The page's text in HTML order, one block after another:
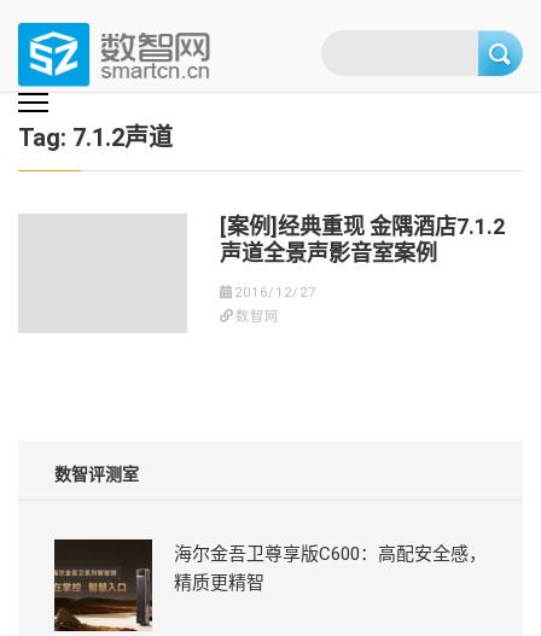
content
(Press
enter)
数智网
智能家居第一资讯门户 | 智能家居系统，智能家居产品，智能家居解决方
案，智能家居技术应用，智能家居行业观点，智能家居项目案例
Tag: 7.1.2声道
[案例]经典重现 金隅酒店7.1.2
声道全景声影音室案例
2016/12/27
数智网
数智评测室
海尔金吾卫尊享版C600：高配安全感，
精质更精智